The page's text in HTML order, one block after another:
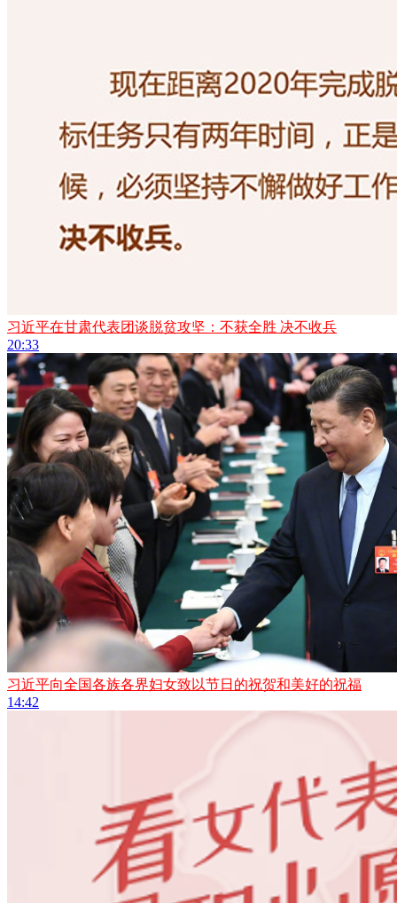
习近平在甘肃代表团谈脱贫攻坚：不获全胜 决不收兵
20:33
习近平向全国各族各界妇女致以节日的祝贺和美好的祝福
14:42